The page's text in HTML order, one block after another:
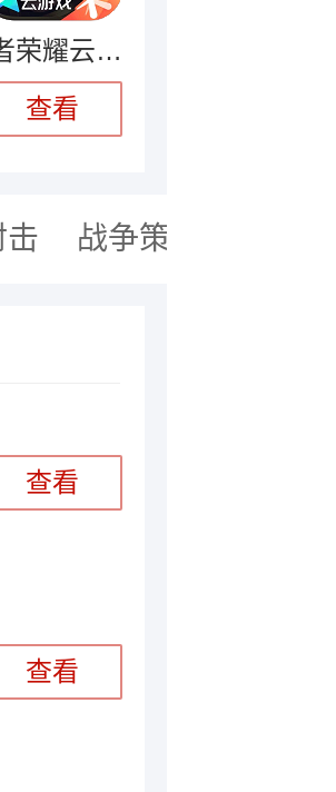
王者荣耀云游戏官方正版
查看
击 战争策略
查看
查看